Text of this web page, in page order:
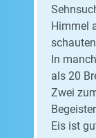
Himmel
In
als 20
Zwei
Eis ist